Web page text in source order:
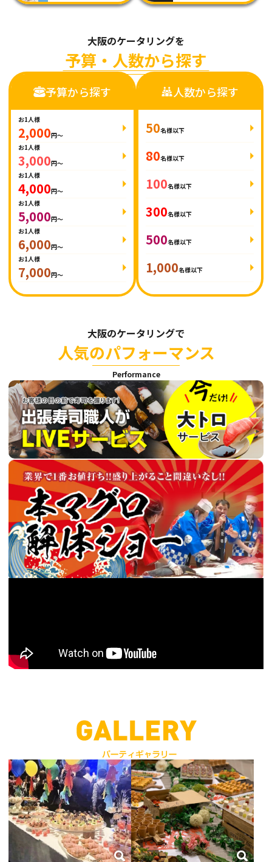
大阪のケータリングを
予算・人数から探す
予算から探す
お1人様
2,000円～
お1人様
3,000円～
お1人様
4,000円～
お1人様
5,000円～
お1人様
6,000円～
お1人様
7,000円～
人数から探す
50名様以下
80名様以下
100名様以下
300名様以下
500名様以下
1,000名様以下
大阪のケータリングで
人気のパフォーマンス
Performance